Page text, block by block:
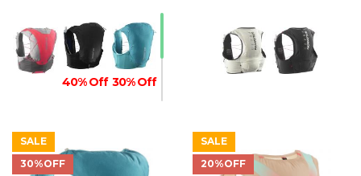
40% Off 30% Off
20% Off 30% Off
SALE
30%OFF
SALE
20%OFF